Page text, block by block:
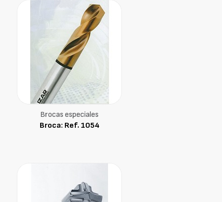
Brocas especiales
Broca: Ref. 1054